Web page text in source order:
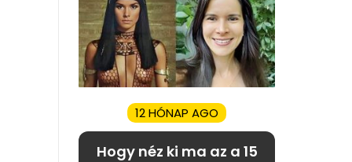
12 HÓNAP AGO
Hogy néz ki ma az a 15